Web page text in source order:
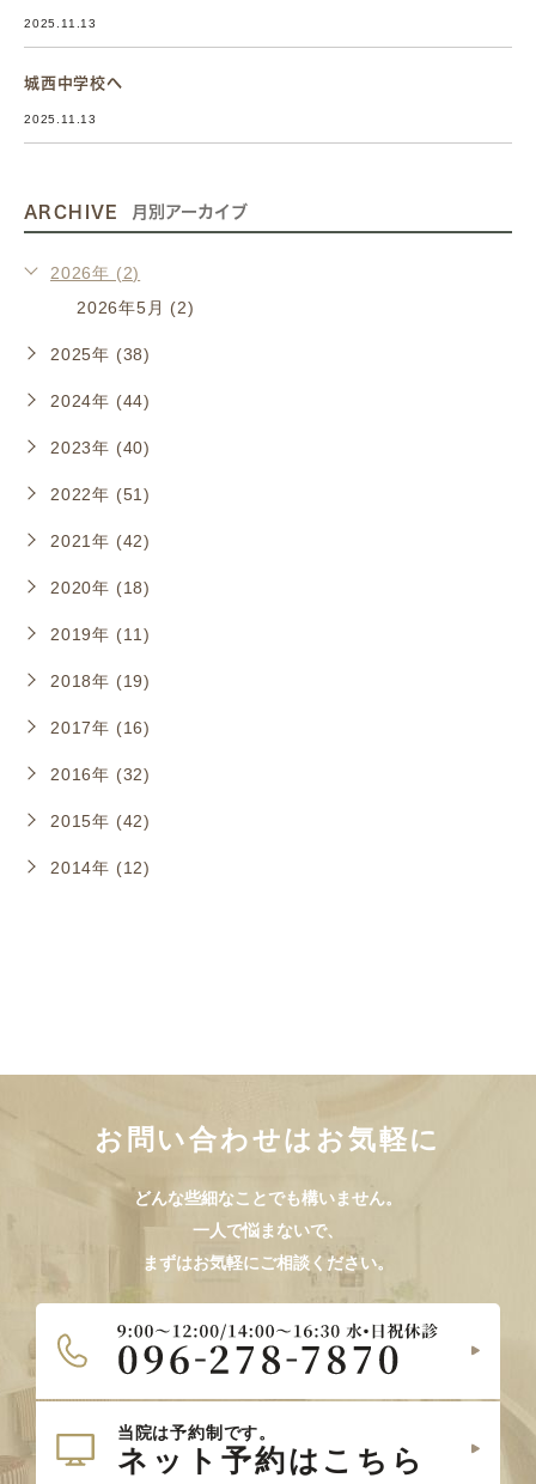
2025.11.13
城西中学校へ
2025.11.13
ARCHIVE 月別アーカイブ
2026年 (2)
2026年5月 (2)
2025年 (38)
2024年 (44)
2023年 (40)
2022年 (51)
2021年 (42)
2020年 (18)
2019年 (11)
2018年 (19)
2017年 (16)
2016年 (32)
2015年 (42)
2014年 (12)
お問い合わせはお気軽に
どんな些細なことでも構いません。
一人で悩まないで、
まずはお気軽にご相談ください。